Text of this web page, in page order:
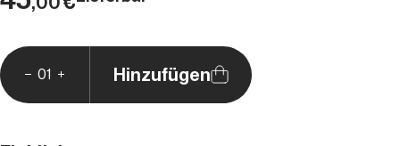
01 Hinzufügen